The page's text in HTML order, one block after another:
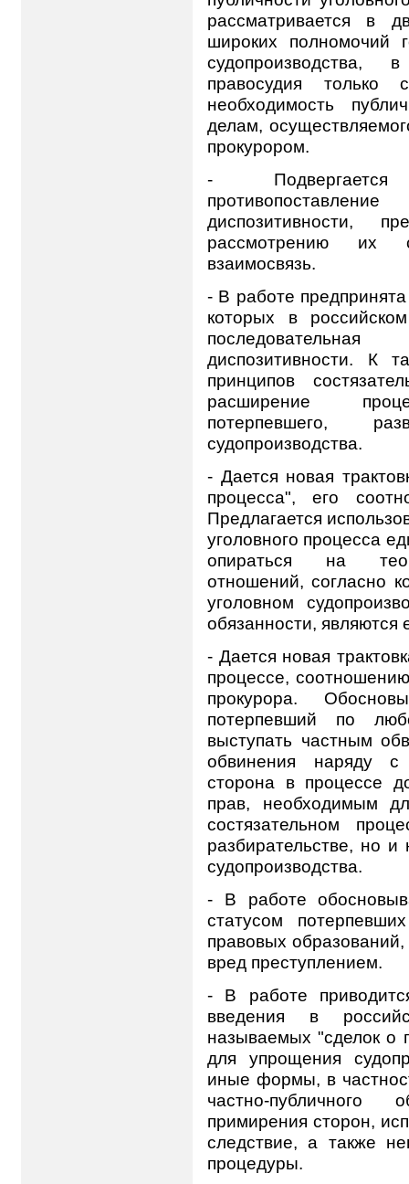
рассматривается в
широких полномочий
правосудия
необходимость
делам,
прокурором.
- Подвергается
диспозитивности,
рассмотрению их
взаимосвязь.
- В работе
которых в
диспозитивности. К
принципов
расширение
потерпевшего,
судопроизводства.
- Дается новая
процесса", его
Предлагается
уголовного процесса
опираться на
отношений, согласно
уголовном
обязанности, являются
- Дается новая
процессе,
прокурора.
потерпевший по
выступать частным
обвинения наряду с
сторона в процессе
прав, необходимым
состязательном
разбирательстве, но и
судопроизводства.
- В работе
статусом
правовых
вред преступлением.
- В работе
введения в
называемых "сделок о
для упрощения
иные формы, в
частно-
примирения сторон,
следствие, а также
процедуры.